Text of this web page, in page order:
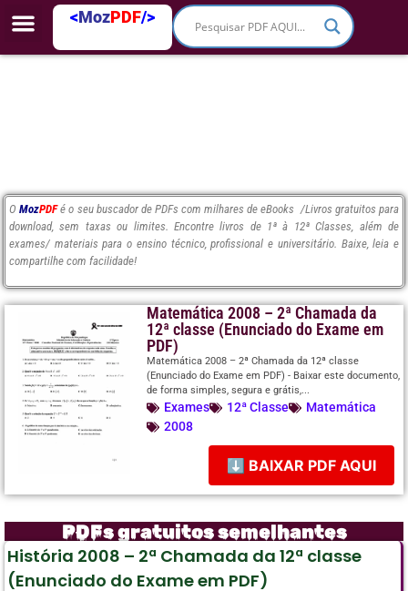
<MozPDF/>
OMozPDF é o seu buscador de PDFs com milhares de eBooks /Livros gratuitos para
download, sem taxas ou limites. Encontre livros de 1ª à 12ª Classes, além de
exames/ materiais para o ensino técnico, profissional e universitário. Baixe, leia e
compartilhe com facilidade!
Matemática 2008 – 2ª Chamada da
12ª classe (Enunciado do Exame em
PDF)
Matemática 2008 – 2ª Chamada da 12ª classe
(Enunciado do Exame em PDF) - Baixar este documento,
de forma simples, segura e grátis,...
Exames 12ª Classe
Matemática
2008
⬇ BAIXAR PDF AQUI
PDFs gratuitos semelhantes
História 2008 – 2ª Chamada da 12ª classe
(Enunciado do Exame em PDF)